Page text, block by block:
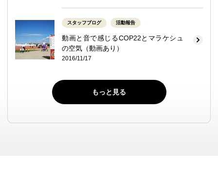
スタッフブログ 活動報告
動画と音で感じるCOP22とマラケシュ
の空気（動画あり）
2016/11/17
もっと見る